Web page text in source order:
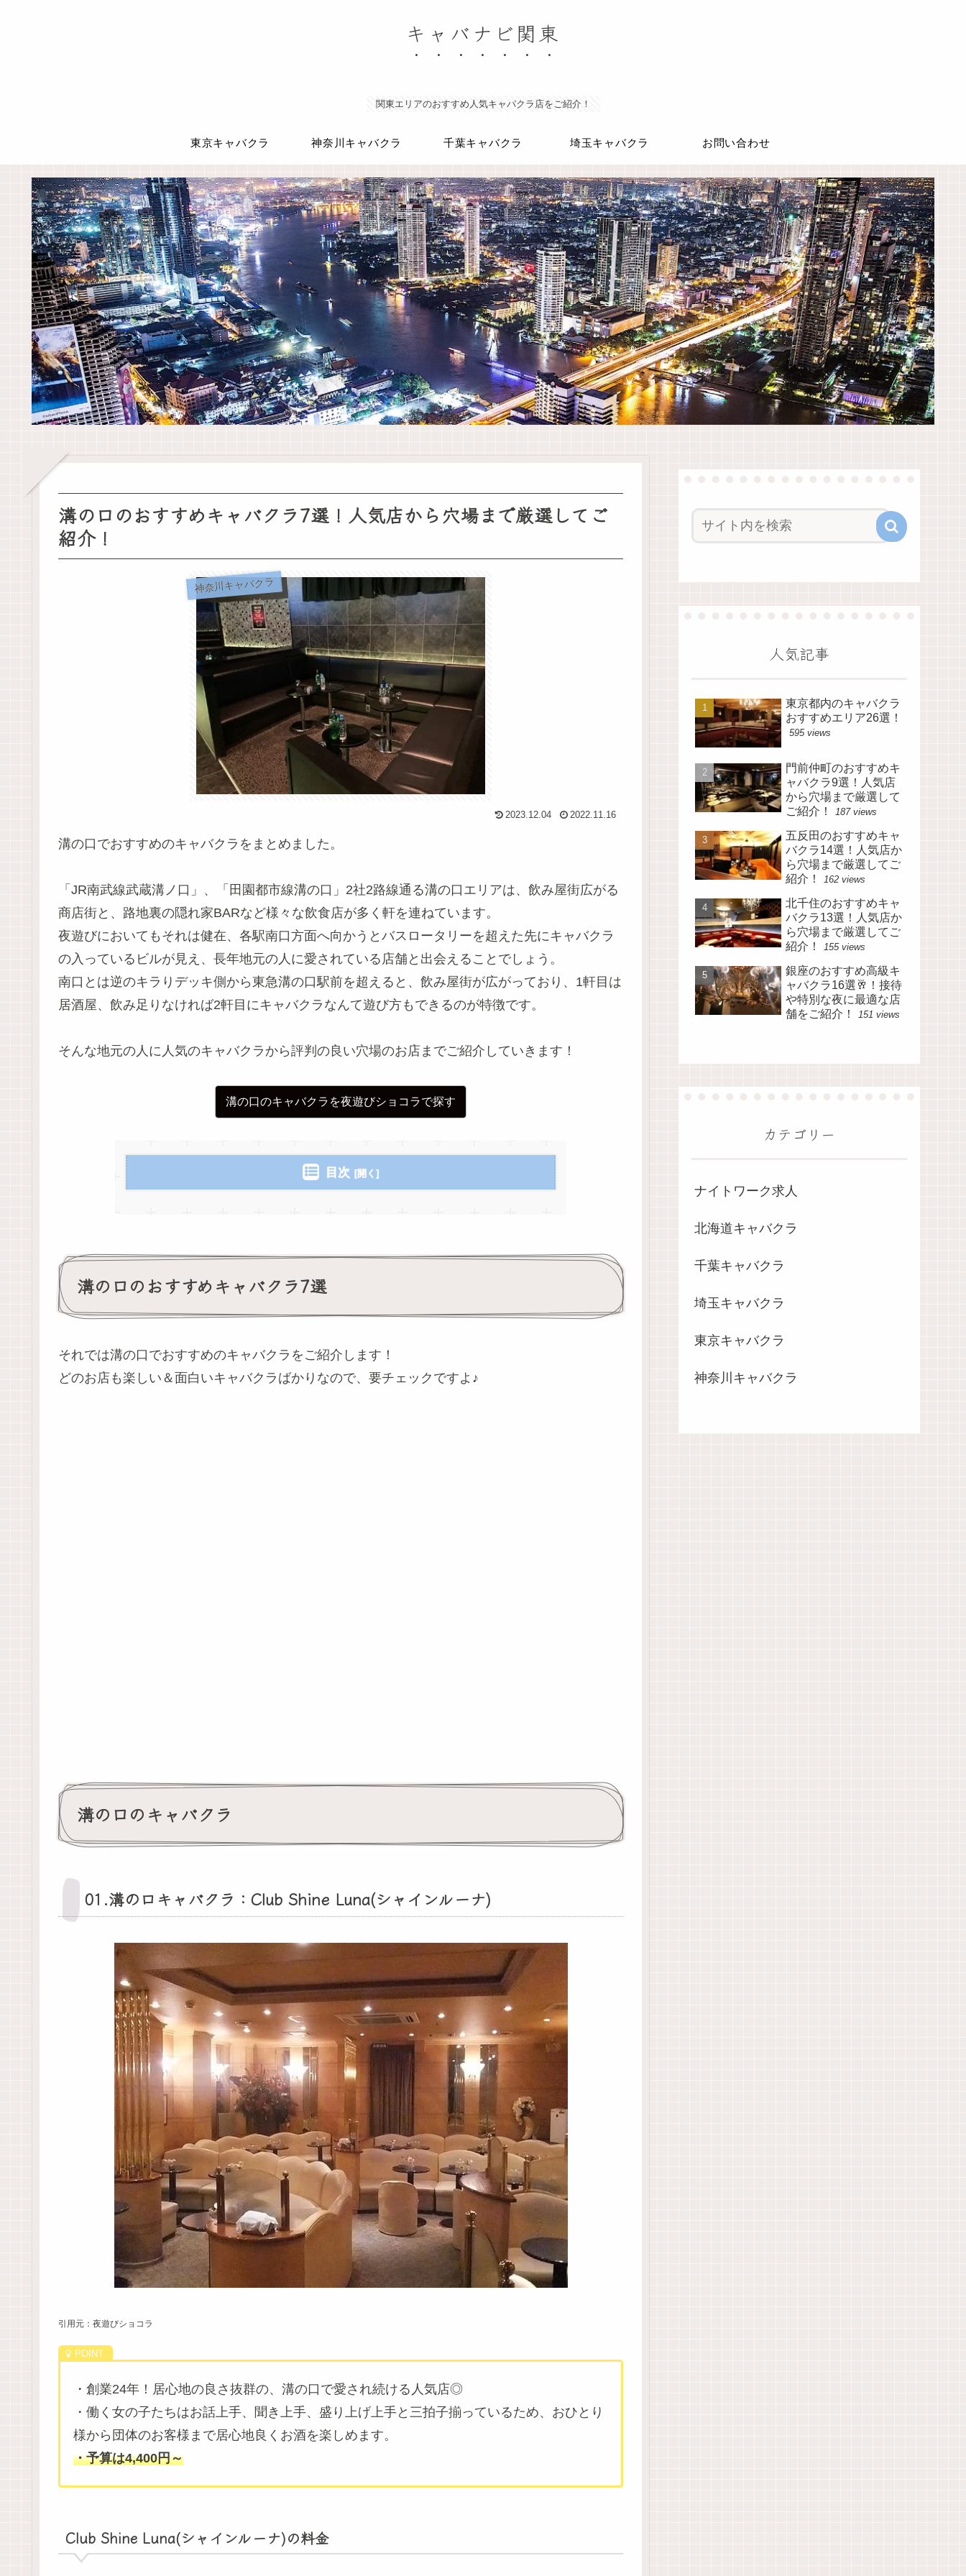
キャバナビ関東
関東エリアのおすすめ人気キャバクラ店をご紹介！
東京キャバクラ 神奈川キャバクラ 千葉キャバクラ 埼玉キャバクラ お問い合わせ
溝の口のおすすめキャバクラ7選！人気店から穴場まで厳選してご
紹介！
神奈川キャバクラ
2023.12.04 2022.11.16
溝の口でおすすめのキャバクラをまとめました。
「JR南武線武蔵溝ノ口」、「田園都市線溝の口」2社2路線通る溝の口エリアは、飲み屋街広がる
商店街と、路地裏の隠れ家BARなど様々な飲食店が多く軒を連ねています。
夜遊びにおいてもそれは健在、各駅南口方面へ向かうとバスロータリーを超えた先にキャバクラ
の入っているビルが見え、長年地元の人に愛されている店舗と出会えることでしょう。
南口とは逆のキラりデッキ側から東急溝の口駅前を超えると、飲み屋街が広がっており、1軒目は
居酒屋、飲み足りなければ2軒目にキャバクラなんて遊び方もできるのが特徴です。
そんな地元の人に人気のキャバクラから評判の良い穴場のお店までご紹介していきます！
溝の口のキャバクラを夜遊びショコラで探す
目次
溝の口のおすすめキャバクラ7選
それでは溝の口でおすすめのキャバクラをご紹介します！
どのお店も楽しい＆面白いキャバクラばかりなので、要チェックですよ♪
溝の口のキャバクラ
01.溝の口キャバクラ：Club Shine Luna(シャインルーナ)
引用元：夜遊びショコラ
・創業24年！居心地の良さ抜群の、溝の口で愛され続ける人気店◎
・働く女の子たちはお話上手、聞き上手、盛り上げ上手と三拍子揃っているため、おひとり
様から団体のお客様まで居心地良くお酒を楽しめます。
・予算は4,400円～
Club Shine Luna(シャインルーナ)の料金
人気記事
東京都内のキャバクラ
おすすめエリア26選！
595 views
門前仲町のおすすめキ
ャバクラ9選！人気店
から穴場まで厳選して
ご紹介！
187 views
五反田のおすすめキャ
バクラ14選！人気店か
ら穴場まで厳選してご
紹介！
162 views
北千住のおすすめキャ
バクラ13選！人気店か
ら穴場まで厳選してご
紹介！
155 views
銀座のおすすめ高級キ
ャバクラ16選🥂！接待
や特別な夜に最適な店
舗をご紹介！
151 views
カテゴリー
ナイトワーク求人
北海道キャバクラ
千葉キャバクラ
埼玉キャバクラ
東京キャバクラ
神奈川キャバクラ